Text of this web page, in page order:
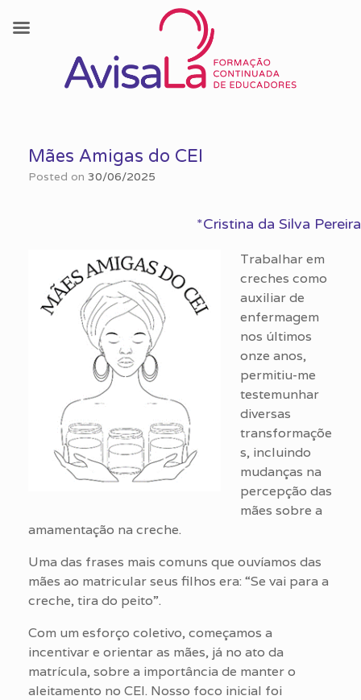
contentMães Amigas do CEI
Posted on 30/06/2025
*Cristina da Silva Pereira
Trabalhar em
creches como
auxiliar de
enfermagem
nos últimos
onze anos,
permitiu-me
testemunhar
diversas
transformaçõe
s, incluindo
mudanças na
percepção das
mães sobre a
amamentação na creche.
Uma das frases mais comuns que ouvíamos das
mães ao matricular seus filhos era: “Se vai para a
creche, tira do peito”.
Com um esforço coletivo, começamos a
incentivar e orientar as mães, já no ato da
matrícula, sobre a importância de manter o
aleitamento no CEI. Nosso foco inicial foi